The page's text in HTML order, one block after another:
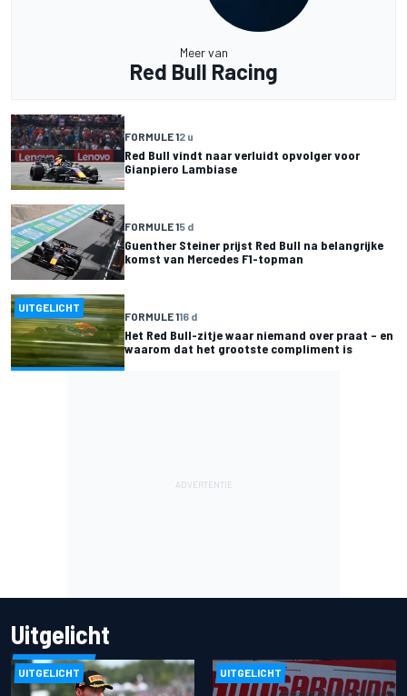
Meer van
Red Bull Racing
FORMULE 12 u
Red Bull vindt naar verluidt opvolger voor
Gianpiero Lambiase
FORMULE 15 d
Guenther Steiner prijst Red Bull na belangrijke
komst van Mercedes F1-topman
UITGELICHT
FORMULE 116 d
Het Red Bull-zitje waar niemand over praat – en
waarom dat het grootste compliment is
Uitgelicht
UITGELICHT UITGELICHT